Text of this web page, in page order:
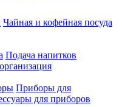
Чайная и кофейная посуда
Подача напитков
Приборы для
для приборов